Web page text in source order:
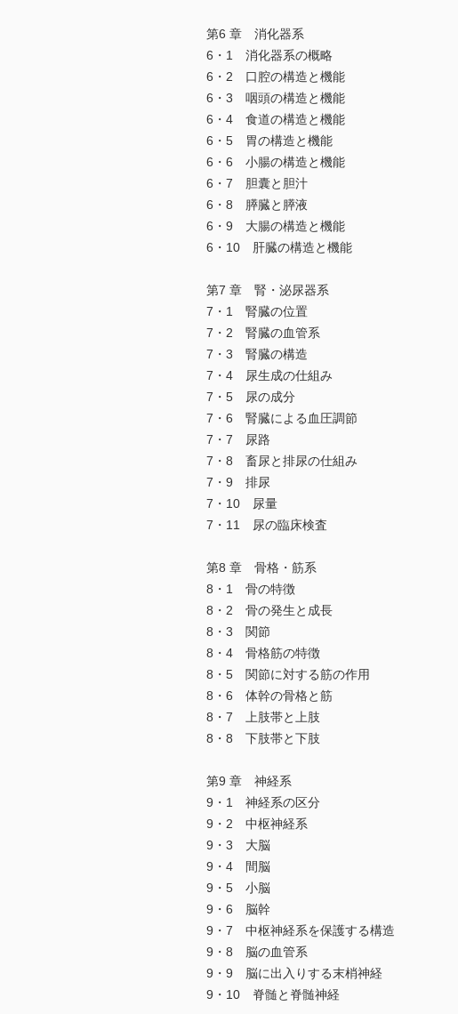
第6 章 消化器系
6・1 消化器系の概略
6・2 口腔の構造と機能
6・3 咽頭の構造と機能
6・4 食道の構造と機能
6・5 胃の構造と機能
6・6 小腸の構造と機能
6・7 胆囊と胆汁
6・8 膵臓と膵液
6・9 大腸の構造と機能
6・10 肝臓の構造と機能
第7 章 腎・泌尿器系
7・1 腎臓の位置
7・2 腎臓の血管系
7・3 腎臓の構造
7・4 尿生成の仕組み
7・5 尿の成分
7・6 腎臓による血圧調節
7・7 尿路
7・8 畜尿と排尿の仕組み
7・9 排尿
7・10 尿量
7・11 尿の臨床検査
第8 章 骨格・筋系
8・1 骨の特徴
8・2 骨の発生と成長
8・3 関節
8・4 骨格筋の特徴
8・5 関節に対する筋の作用
8・6 体幹の骨格と筋
8・7 上肢帯と上肢
8・8 下肢帯と下肢
第9 章 神経系
9・1 神経系の区分
9・2 中枢神経系
9・3 大脳
9・4 間脳
9・5 小脳
9・6 脳幹
9・7 中枢神経系を保護する構造
9・8 脳の血管系
9・9 脳に出入りする末梢神経
9・10 脊髄と脊髄神経